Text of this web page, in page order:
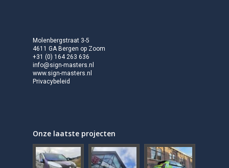
Molenbergstraat 3-5
4611 GA Bergen op Zoom
+31 (0) 164 263 636
info@sign-masters.nl
www.sign-masters.nl
Privacybeleid
Onze laatste projecten